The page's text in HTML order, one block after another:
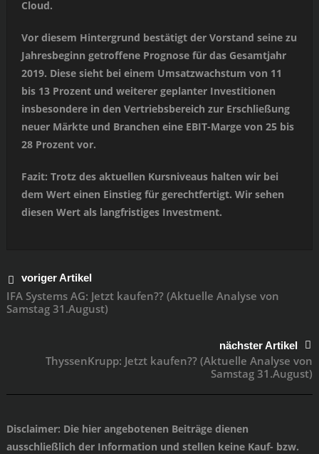
Cloud.
Vor diesem Hintergrund bestätigt der Vorstand seine zu
Jahresbeginn getroffene Prognose für das Gesamtjahr
2019. Diese sieht bei einem Umsatzwachstum von 11
bis 13 Prozent und weiterer geplanter Investitionen
insbesondere in den Vertriebsbereich zur Erschließung
neuer Märkte und Branchen eine EBIT-Marge von 25 bis
28 Prozent vor.
Fazit: Trotz des aktuellen Kursniveaus halten wir bei
dem Wert einen Einstieg für gerechtfertigt. Wir sehen
diesen Wert als langfristiges Investment.
voriger Artikel
IFA Systems AG: Jetzt kaufen?? (Aktuelle Analyse von
Samstag 31.August)
nächster Artikel
ThyssenKrupp: Jetzt kaufen?? (Aktuelle Analyse von
Samstag 31.August)
Disclaimer: Die hier angebotenen Beiträge dienen
ausschließlich der Information und stellen keine Kauf- bzw.